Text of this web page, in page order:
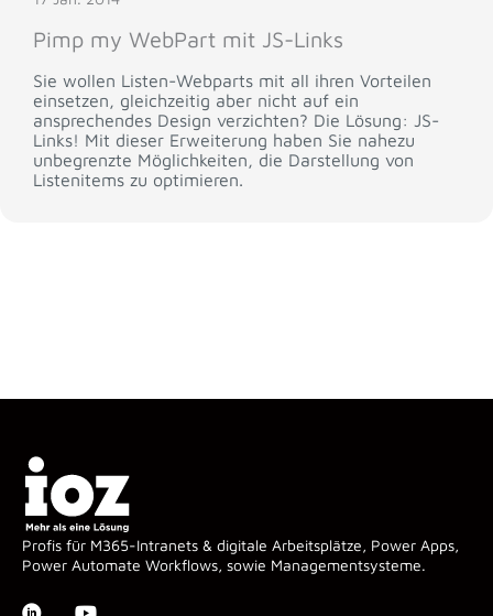
Pimp my WebPart mit JS-Links
Sie wollen Listen-Webparts mit all ihren Vorteilen
einsetzen, gleichzeitig aber nicht auf ein
ansprechendes Design verzichten? Die Lösung: JS-
Links! Mit dieser Erweiterung haben Sie nahezu
unbegrenzte Möglichkeiten, die Darstellung von
Listenitems zu optimieren.
Profis für M365-Intranets & digitale Arbeitsplätze, Power Apps,
Power Automate Workflows, sowie Managementsysteme.